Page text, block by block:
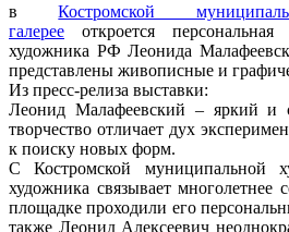
вКостромской
галерее откроется персональная
художника РФ Леонида
представлены живописные и
Из пресс-релиза выставки:
Леонид Малафеевский – яркий и
творчество отличает дух
к поиску новых форм.
С Костромской муниципальной
художника связывает многолетнее
площадке проходили его
также Леонид Алексеевич